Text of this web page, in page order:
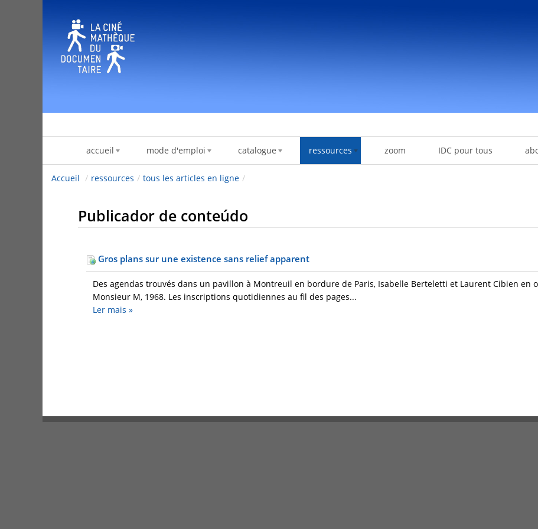
accueil mode d'emploi catalogue ressources zoom IDC pour tous
Accueil / ressources / tous les articles en ligne /
Publicador de conteúdo
Gros plans sur une existence sans relief apparent
Des agendas trouvés dans un pavillon à Montreuil en bordure de Paris, Isabelle Berteletti et Laurent Cibien en
Monsieur M, 1968. Les inscriptions quotidiennes au fil des pages...
Ler mais »